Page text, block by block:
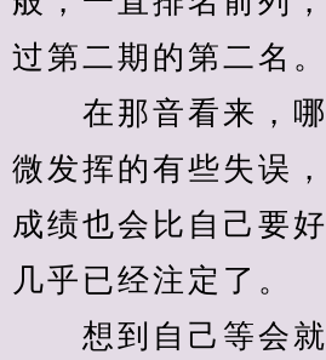
过第二期的第二名。
在那音看来，哪
微发挥的有些失误
成绩也会比自己要
几乎已经注定了。
想到自己等会就